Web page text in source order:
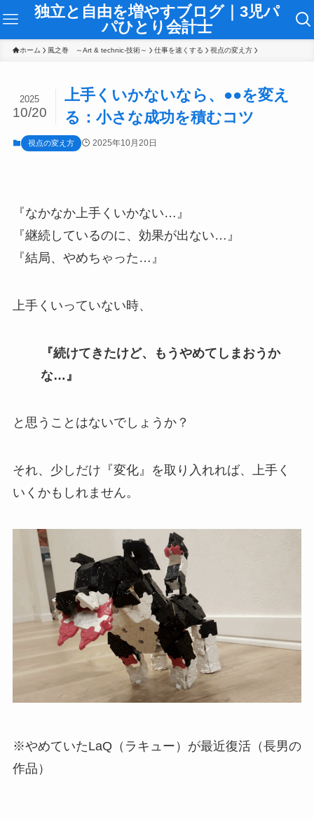
独立と自由を増やすブログ｜3児パ
パひとり会計士
ホーム 風之巻 ～Art & technic-技術～ 仕事を速くする 視点の変え方
上手くいかないなら、●●を変え
る：小さな成功を積むコツ
2025
10/20
視点の変え方 2025年10月20日
『なかなか上手くいかない…』
『継続しているのに、効果が出ない…』
『結局、やめちゃった…』
上手くいっていない時、
『続けてきたけど、もうやめてしまおうか
な…』
と思うことはないでしょうか？
それ、少しだけ『変化』を取り入れれば、上手く
いくかもしれません。
※やめていたLaQ（ラキュー）が最近復活（長男の
作品）